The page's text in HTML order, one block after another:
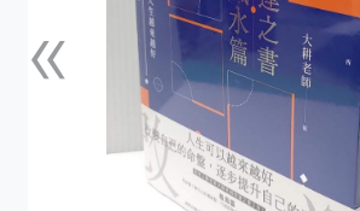
«上一張